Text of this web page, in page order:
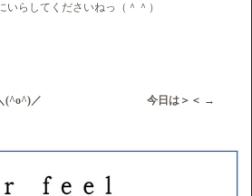
らしてくださいねっ（＾＾）
(^o^)／ 今日は＞＜ →